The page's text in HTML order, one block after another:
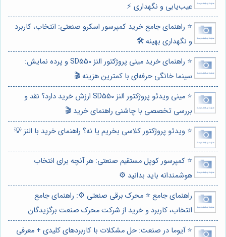
عیب‌یابی و نگهداری ⚡️
⭐️ راهنمای جامع خرید کمپرسور اسکرو صنعتی: انتخاب، کاربرد
و نگهداری بهینه 🛠️
⭐️ راهنمای خرید مینی پروژکتور النز SD550 و پرده نمایش:
سینما خانگی حرفه‌ای با کمترین هزینه 🎬
⭐️ مینی ویدئو پروژکتور النز SD550 ارزش خرید دارد؟ نقد و
بررسی تخصصی با چاشنی راهنمای خرید 🎬
⭐️ ویدئو پروژکتور کلاسی بخریم یا نه؟ راهنمای خرید با النز 💡
⭐️ کمپرسور کوپل مستقیم صنعتی: هر آنچه برای انتخاب
هوشمندانه باید بدانید ⚙️
راهنمای جامع ⭐️ محرک برقی صنعتی ⚙️: راهنمای جامع
انتخاب، کاربرد و خرید از شرکت محرک صنعت برگزیدگان
⭐️ آیوما در صنعت: حل مشکلات با کاربردهای کلیدی + معرفی